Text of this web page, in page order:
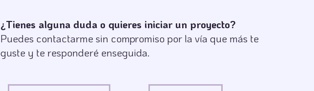
¿Tienes alguna duda o quieres iniciar un proyecto?
Puedes contactarme sin compromiso por la vía que más te
guste y te responderé enseguida.